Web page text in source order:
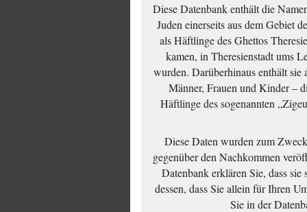
Diese Datenbank enthält die
Juden einerseits aus dem Gebiet
als Häftlinge des Ghettos
kamen, in Theresienstadt ums
wurden. Darüberhinaus enthält
Männer, Frauen und Kinder –
Häftlinge des sogenannten
Diese Daten wurden zum
gegenüber den Nachkommen
Datenbank erklären Sie, dass sie
dessen, dass Sie allein für Ihren
Sie in der